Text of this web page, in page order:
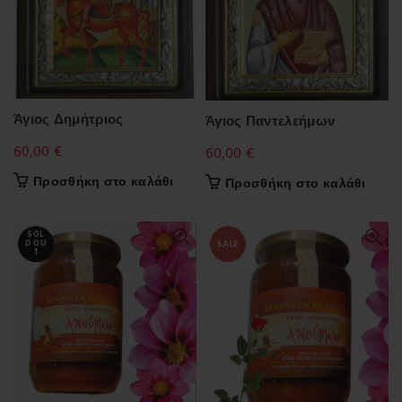
Άγιος Δημήτριος
60,00 €
Προσθήκη στο καλάθι
Άγιος Παντελεήμων
60,00 €
Προσθήκη στο καλάθι
SOL
D OU
T
SALE